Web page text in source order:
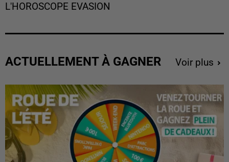
L'HOROSCOPE EVASION
ACTUELLEMENT À GAGNER Voir plus